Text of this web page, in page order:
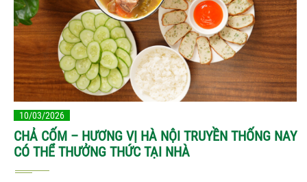
10/03/2026
CHẢ CỐM – HƯƠNG VỊ HÀ NỘI TRUYỀN THỐNG NAY
CÓ THỂ THƯỞNG THỨC TẠI NHÀ